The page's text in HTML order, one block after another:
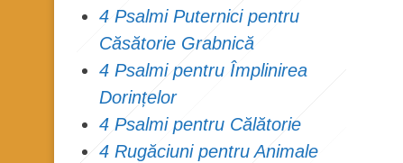
4 Psalmi Puternici pentru
Căsătorie Grabnică
4 Psalmi pentru Împlinirea
Dorințelor
4 Psalmi pentru Călătorie
4 Rugăciuni pentru Animale